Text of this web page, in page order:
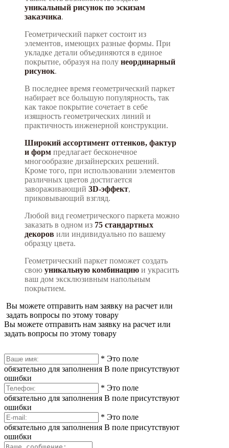
уникальный рисунок по эскизам
заказчика.
Геометрический паркет состоит из
элементов, имеющих разные формы. При
укладке детали объединяются в единое
покрытие, образуя на полу неординарный
рисунок.
В последнее время геометрический паркет
набирает все большую популярность, так
как такое покрытие сочетает в себе
изящность геометрических линий и
практичность инженерной конструкции.
Широкий ассортимент оттенков, фактур
и форм предлагает бесконечное
многообразие дизайнерских решений.
Кроме того, при использовании элементов
различных цветов достигается
завораживающий 3D-эффект,
приковывающий взгляд.
Любой вид геометрического паркета можно
заказать в одном из 75 стандартных
декоров или индивидуально по вашему
образцу цвета.
Геометрический паркет поможет создать
свою уникальную комбинацию и украсить
ваш дом эксклюзивным напольным
покрытием.
Вы можете отправить нам заявку на расчет или
задать вопросы по этому товару
Вы можете отправить нам заявку на расчет или
задать вопросы по этому товару
* Это поле
обязательно для заполнения В поле присутствуют
ошибки
* Это поле
обязательно для заполнения В поле присутствуют
ошибки
* Это поле
обязательно для заполнения В поле присутствуют
ошибки